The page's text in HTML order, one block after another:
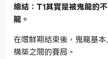
總結：T1其實是被鬼龍的
龍。
在嚐鮮期結束後，鬼龍基
構築之間的賽局。